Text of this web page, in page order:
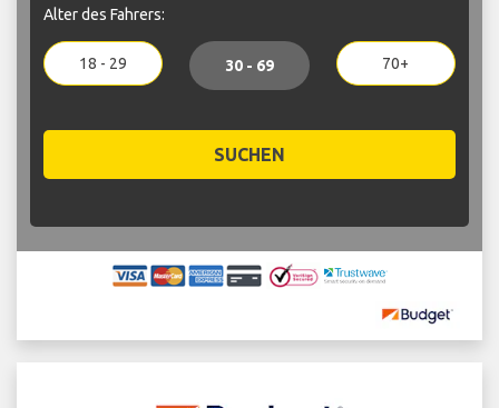
Alter des Fahrers:
18 - 29 30 - 69 70+
SUCHEN